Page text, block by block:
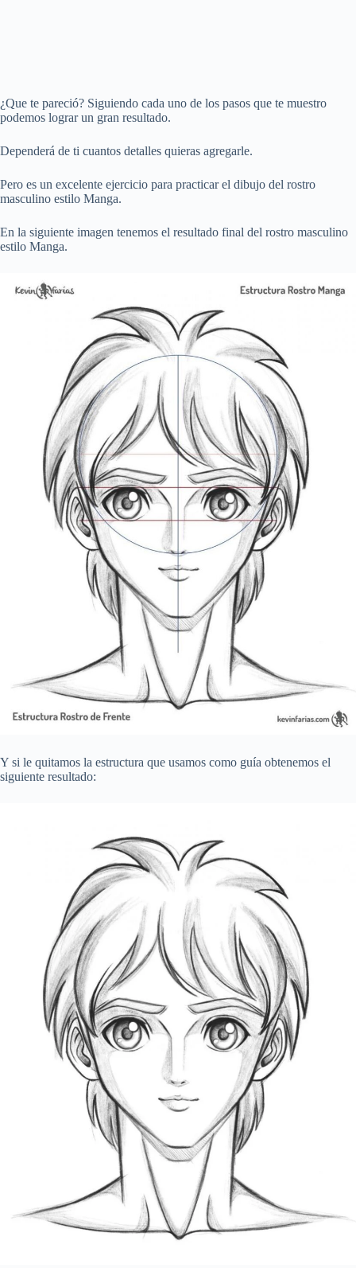
¿Que te pareció? Siguiendo cada uno de los pasos que te muestro
podemos lograr un gran resultado.
Dependerá de ti cuantos detalles quieras agregarle.
Pero es un excelente ejercicio para practicar el dibujo del rostro
masculino estilo Manga.
En la siguiente imagen tenemos el resultado final del rostro masculino
estilo Manga.
Y si le quitamos la estructura que usamos como guía obtenemos el
siguiente resultado: